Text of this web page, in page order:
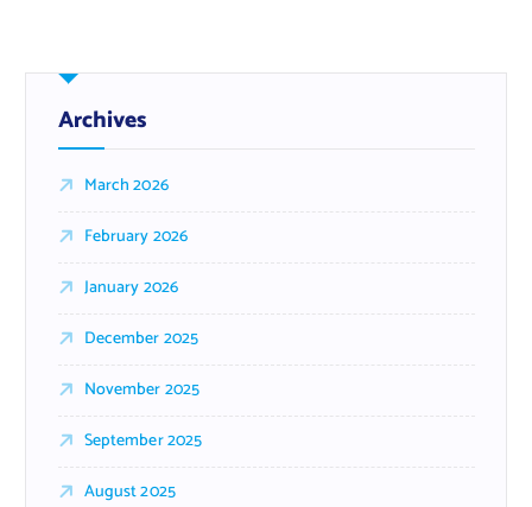
Archives
March 2026
February 2026
January 2026
December 2025
November 2025
September 2025
August 2025